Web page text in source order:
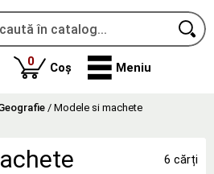
0produse
Coș Meniu
/ Modele si machete
6 cărți